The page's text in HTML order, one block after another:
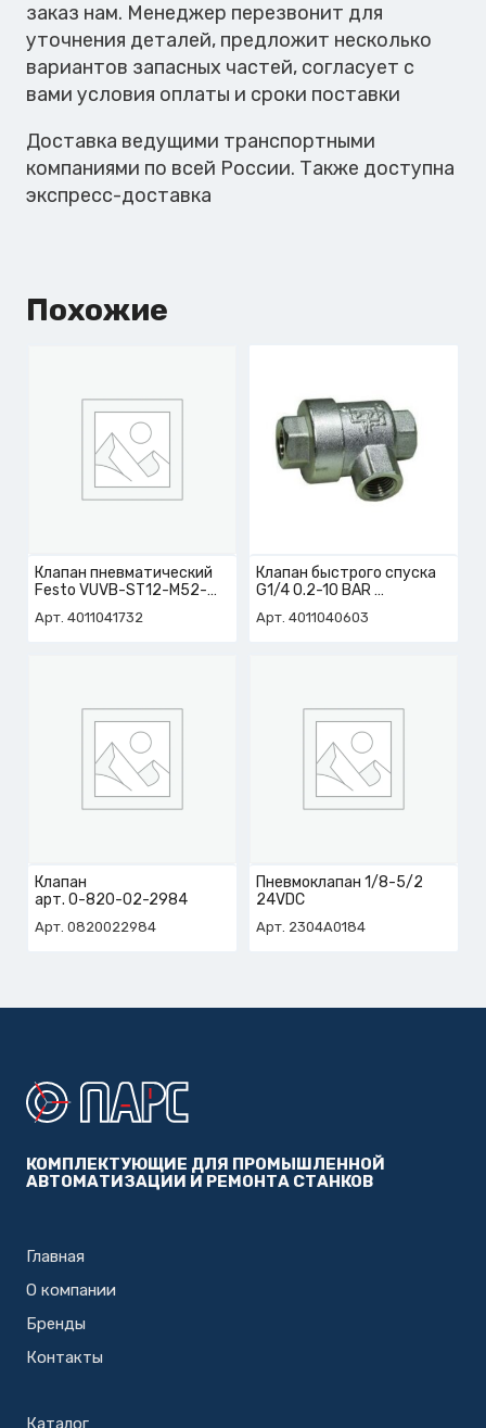
заказ нам. Менеджер перезвонит для
уточнения деталей, предложит несколько
вариантов запасных частей, согласует с
вами условия оплаты и сроки поставки
Доставка ведущими транспортными
компаниями по всей России. Также доступна
экспресс-доставка
Похожие
Клапан пневматический
Festo VUVB-ST12-M52-
арт. 4-011-04-1732
Арт. 4011041732
Клапан быстрого спуска
G1/4 0.2-10 BAR
Арт. 4011040603
Клапан
арт. 0-820-02-2984
Арт. 0820022984
Пневмоклапан 1/8-5/2
24VDC
Арт. 2304A0184
КОМПЛЕКТУЮЩИЕ ДЛЯ ПРОМЫШЛЕННОЙ
АВТОМАТИЗАЦИИ И РЕМОНТА СТАНКОВ
Главная
О компании
Бренды
Контакты
Каталог